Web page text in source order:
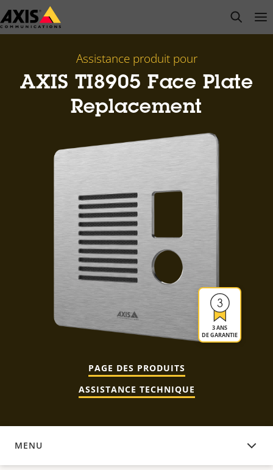
Passer
au
open
Assistance produit pour
AXIS TI8905 Face Plate
Replacement
3 ANS
DE GARANTIE
PAGE DES PRODUITS
ASSISTANCE TECHNIQUE
MENU
PRODUITS COMPATIBLES